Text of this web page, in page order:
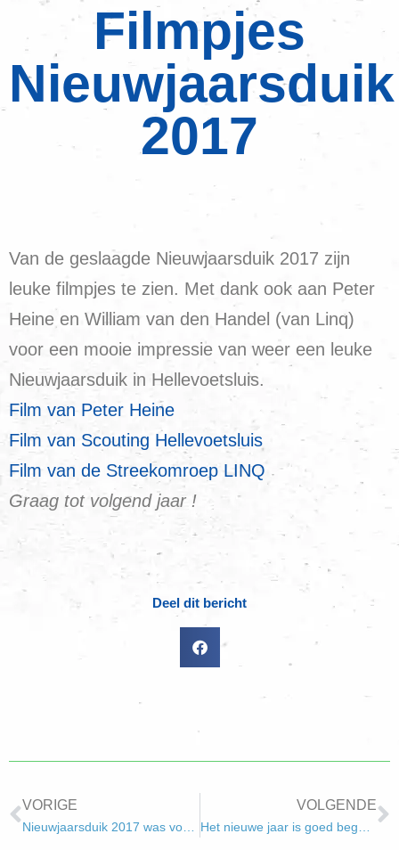
Filmpjes
Nieuwjaarsduik
2017
Van de geslaagde Nieuwjaarsduik 2017 zijn
leuke filmpjes te zien. Met dank ook aan Peter
Heine en William van den Handel (van Linq)
voor een mooie impressie van weer een leuke
Nieuwjaarsduik in Hellevoetsluis.
Film van Peter Heine
Film van Scouting Hellevoetsluis
Film van de Streekomroep LINQ
Graag tot volgend jaar !
Deel dit bericht
VORIGE VOLGENDE